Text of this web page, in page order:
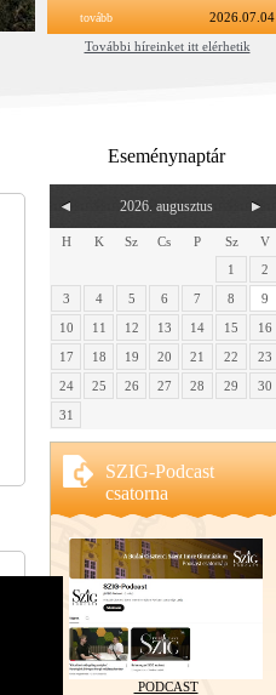
tovább 2026.07.04
További híreinket itt elérhetik
Eseménynaptár
2026. augusztus
H K Sz Cs P Sz
V
1
2
3
4 5 6 7 8
9
10
11 12 13 14 15
16
17
18 19 20 21 22
23
24
25 26 27 28 29
30
31
SZIG-Podcast
csatorna
PODCAST